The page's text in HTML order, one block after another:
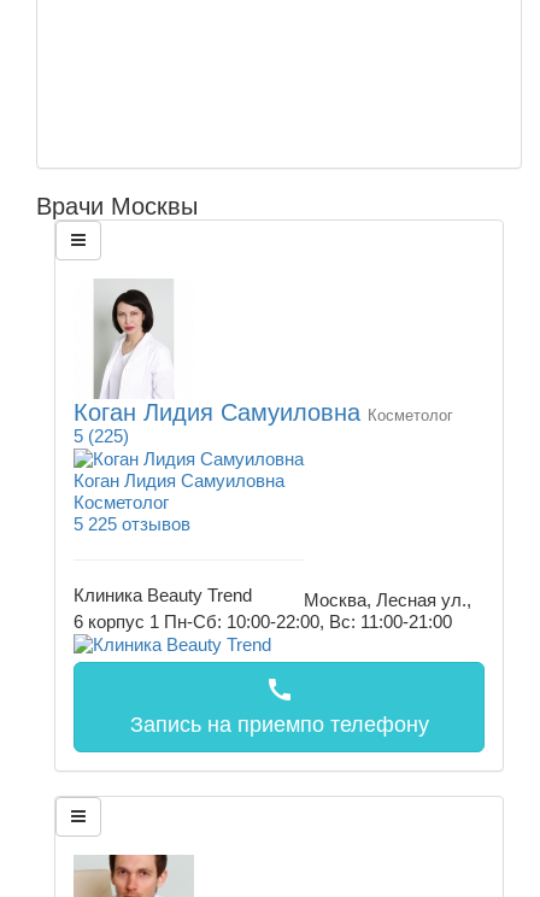
Врачи Москвы
Коган Лидия Самуиловна Косметолог
5 (225)
Коган Лидия Самуиловна
Косметолог
5 225 отзывов
Клиника Beauty Trend
Москва, Лесная ул.,
6 корпус 1 Пн-Сб: 10:00-22:00, Вс: 11:00-21:00
call
Запись на приемпо телефону